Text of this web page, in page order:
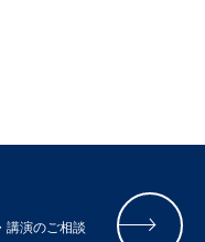
講演のご相談